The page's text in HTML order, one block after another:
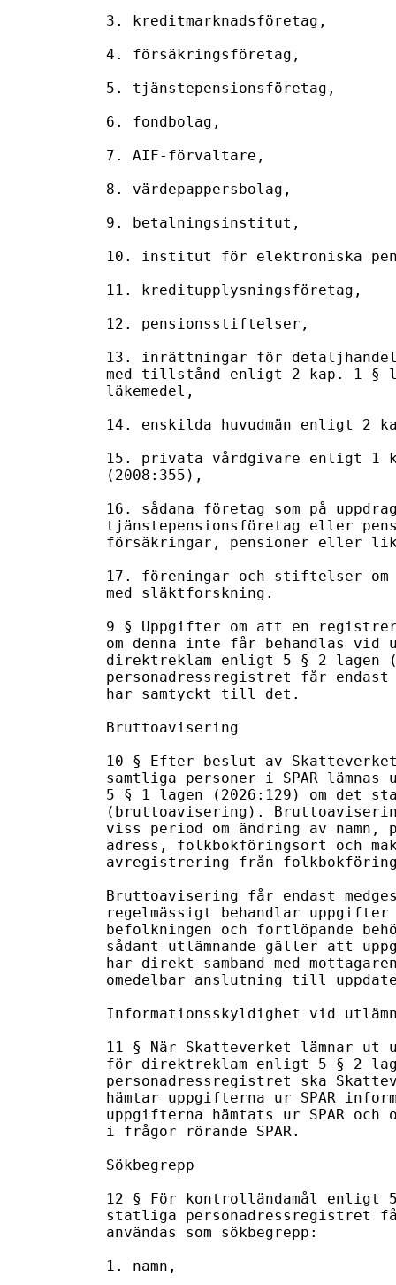
3. kreditmarknadsföretag,
4. försäkringsföretag,
5. tjänstepensionsföretag,
6. fondbolag,
7. AIF-förvaltare,
8. värdepappersbolag,
9. betalningsinstitut,
10. institut för elektroniska
11. kreditupplysningsföretag,
12. pensionsstiftelser,
13. inrättningar för detaljhandel
med tillstånd enligt 2 kap. 1 §
läkemedel,
14. enskilda huvudmän enligt 2
15. privata vårdgivare enligt 1
(2008:355),
16. sådana företag som på
tjänstepensionsföretag eller
försäkringar, pensioner eller
17. föreningar och stiftelser om
med släktforskning.
9 § Uppgifter om att en
om denna inte får behandlas
direktreklam enligt 5 § 2 lagen
personadressregistret får
har samtyckt till det.
Bruttoavisering
10 § Efter beslut av
samtliga personer i SPAR
5 § 1 lagen (2026:129) om det
(bruttoavisering).
viss period om ändring av namn,
adress, folkbokföringsort och
avregistrering från
Bruttoavisering får endast
regelmässigt behandlar
befolkningen och fortlöpande
sådant utlämnande gäller att
har direkt samband med
omedelbar anslutning till
Informationsskyldighet vid
11 § När Skatteverket lämnar ut
för direktreklam enligt 5 § 2
personadressregistret ska
hämtar uppgifterna ur SPAR
uppgifterna hämtats ur SPAR
i frågor rörande SPAR.
Sökbegrepp
12 § För kontrolländamål enligt
statliga personadressregistret
användas som sökbegrepp:
1. namn,